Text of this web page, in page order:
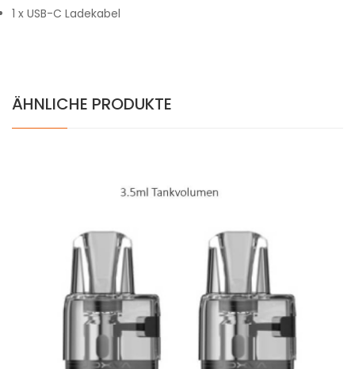
1 x USB-C Ladekabel
ÄHNLICHE PRODUKTE